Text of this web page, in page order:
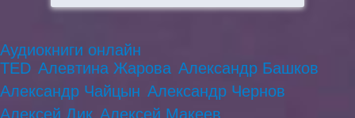
Аудиокниги онлайн
TED Алевтина Жарова Александр Башков
Александр Чайцын Александр Чернов
Алексей Дик Алексей Макеев